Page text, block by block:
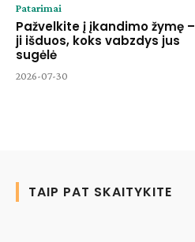
Patarimai
Pažvelkite į įkandimo žymę –
ji išduos, koks vabzdys jus
sugėlė
2026-07-30
TAIP PAT SKAITYKITE